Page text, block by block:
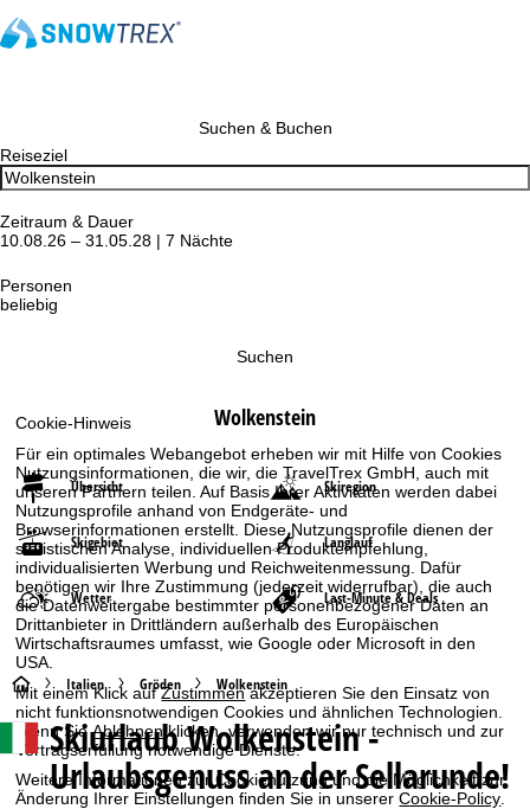
Cookie-Hinweis
Für ein optimales Webangebot erheben wir mit Hilfe von Cookies
Nutzungsinformationen, die wir, die TravelTrex GmbH, auch mit
unseren Partnern teilen. Auf Basis Ihrer Aktivitäten werden dabei
Nutzungsprofile anhand von Endgeräte- und
Browserinformationen erstellt. Diese Nutzungsprofile dienen der
statistischen Analyse, individuellen Produktempfehlung,
individualisierten Werbung und Reichweitenmessung. Dafür
benötigen wir Ihre Zustimmung (jederzeit widerrufbar), die auch
die Datenweitergabe bestimmter personenbezogener Daten an
Drittanbieter in Drittländern außerhalb des Europäischen
Wirtschaftsraumes umfasst, wie Google oder Microsoft in den
USA.
Mit einem Klick aufZustimmenakzeptieren Sie den Einsatz von
nicht funktionsnotwendigen Cookies und ähnlichen Technologien.
Wenn SieAblehnen klicken, verwenden wir nur technisch und zur
Vertragserfüllung notwendige Dienste.
Weitere Informationen zur Cookienutzung und die Möglichkeit zur
Änderung Ihrer Einstellungen finden Sie in unsererCookie-Policy
Suchen & Buchen
Reiseziel
Zeitraum & Dauer
10.08.26 – 31.05.28 | 7 Nächte
Personen
beliebig
Suchen
Wolkenstein
Übersicht Skiregion
Skigebiet Langlauf
Wetter Last-Minute & Deals
S
t
a
Italien Gröden Wolkenstein
SkiurlaubWolkenstein -
Urlaubsgenuss an der Sellarunde!